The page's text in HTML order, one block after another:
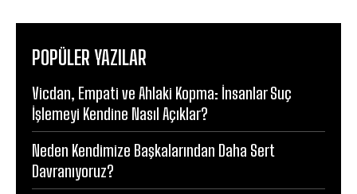
POPÜLER YAZILAR
Vicdan, Empati ve Ahlaki Kopma: İnsanlar Suç
İşlemeyi Kendine Nasıl Açıklar?
Neden Kendimize Başkalarından Daha Sert
Davranıyoruz?